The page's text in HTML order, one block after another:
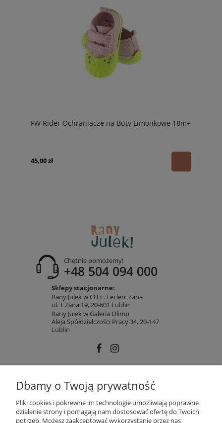
FW Rider Ochraniacze na Buty Limonkowe 18m+
45,00 zł
Chętnie pomożemy!
+48 504 094 000
Sklepy stacjonarne:
Rany Julek w CH E. Leclerc Zana
ul. T Zana 19, 20-601 Lublin
Rany Julek w Galeria Olimp
Aleja Spółdzielczości Pracy 34, 20-147
Lublin
INFORMACJE
MOJE KONTO
Dbamy o Twoją prywatność
Pliki cookies i pokrewne im technologie umożliwiają poprawne
działanie strony i pomagają nam dostosować ofertę do Twoich
potrzeb. Możesz zaakceptować wykorzystanie przez nas